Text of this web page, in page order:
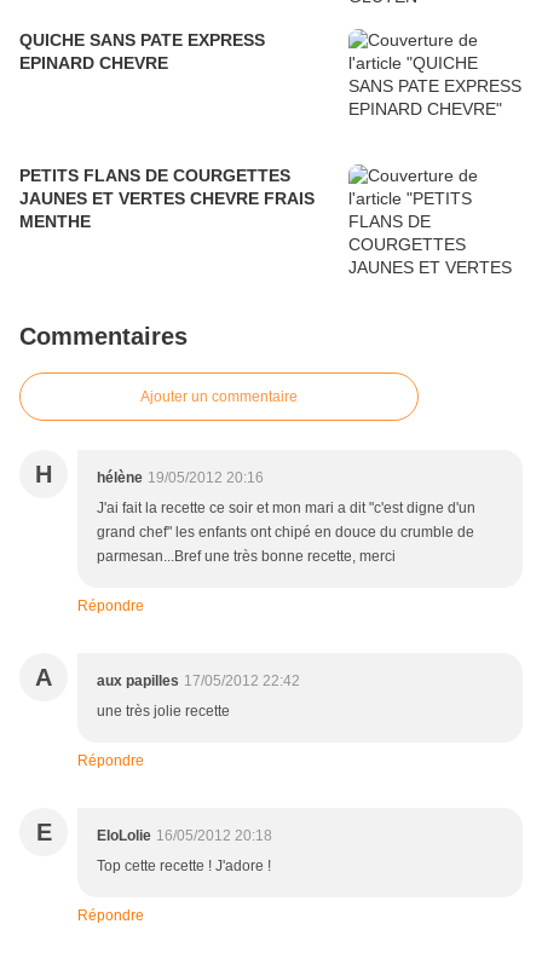
QUICHE SANS PATE EXPRESS
EPINARD CHEVRE
PETITS FLANS DE COURGETTES
JAUNES ET VERTES CHEVRE FRAIS
MENTHE
Commentaires
Ajouter un commentaire
H hélène 19/05/2012 20:16
J'ai fait la recette ce soir et mon mari a dit "c'est digne d'un
grand chef" les enfants ont chipé en douce du crumble de
parmesan...Bref une très bonne recette, merci
Répondre
A aux papilles 17/05/2012 22:42
une très jolie recette
Répondre
E EloLolie 16/05/2012 20:18
Top cette recette ! J'adore !
Répondre